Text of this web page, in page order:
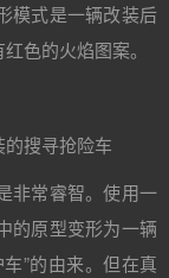
模式是一辆改装后
色的火焰图案。
搜寻抢险车
非常睿智。使用一
的原型变形为一辆
”的由来。但在真